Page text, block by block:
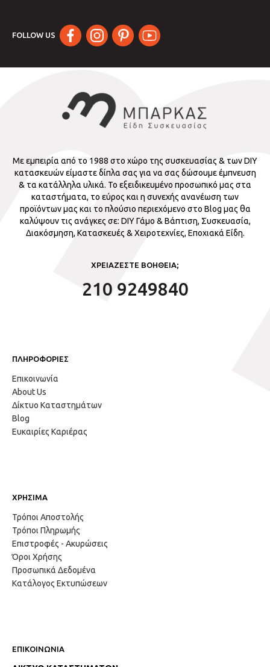
FOLLOW US
Με εμπειρία από το 1988 στο χώρο της συσκευασίας & των DIY
κατασκευών είμαστε δίπλα σας για να σας δώσουμε έμπνευση
& τα κατάλληλα υλικά. Το εξειδικευμένο προσωπικό μας στα
καταστήματα, το εύρος και η συνεχής ανανέωση των
προϊόντων μας και το πλούσιο περιεχόμενο στο Blog μας θα
καλύψουν τις ανάγκες σε: DIY Γάμο & Βάπτιση, Συσκευασία,
Διακόσμηση, Κατασκευές & Χειροτεχνίες, Εποχιακά Είδη.
ΧΡΕΙΑΖΕΣΤΕ ΒΟΗΘΕΙΑ;
210 9249840
ΠΛΗΡΟΦΟΡΙΕΣ
Επικοινωνία
About Us
Δίκτυο Καταστημάτων
Blog
Ευκαιρίες Καριέρας
ΧΡΗΣΙΜΑ
Τρόποι Αποστολής
Τρόποι Πληρωμής
Επιστροφές - Ακυρώσεις
Όροι Χρήσης
Προσωπικά Δεδομένα
Κατάλογος Εκτυπώσεων
ΕΠΙΚΟΙΝΩΝΙΑ